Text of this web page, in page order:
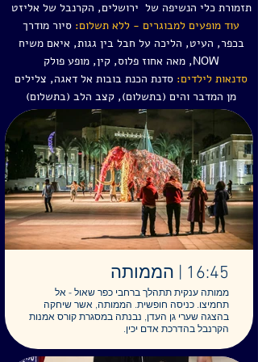
כשעה, מיועד לנשים, 40 ש"ח, בחצר ליד במת
הסמטה. סיפורה המאתגר של דינה כבעלת
תשובה אדוקה הנעה בזהירות בין בעלה, איש
עקרונות לא מתפשר לבין ביתם שיוצאת בשאלה.
מסע אישי נשי מעורר השראה, איך בין קודש לחול,
בין צמצום לאינסוף, בין אהבה לפחד - הטוב, סופו
להיטיב.
ארבעים וחמש דק' ,מגיל 16, 40 ש"ח, מול
תזמורת כלי הנשיפה של ירושלים, הקרנבל של אליזט
עוד מופעים למבוגרים - ללא תשלום: סיור מודרך
בכפר, העיט, הליכה על חבל בין גגות, איאם משיח
NOW, מאה אחוז פלוס, קין, מופע פולק
סדנאות לילדים: סדנת הכנת בובות אל דאגה, צלילים
מן המדבר והים (בתשלום), קצב הלב (בתשלום)
16:45 | הממותה
ממותה ענקית תתהלך ברחבי כפר שאול - אל
תחמיצו. כניסה חופשית. הממותה, אשר שיחקה
בהצגה שערי גן העדן, נבנתה במסגרת קורס אמנות
הקרנבל בהדרכת אדם יכין.